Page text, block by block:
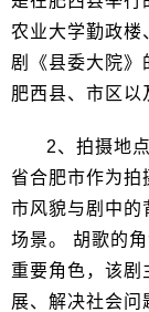
农业大学勤政楼
剧《县委大院》
肥西县、市区以
2、拍摄地
省合肥市作为拍
市风貌与剧中的
场景。 胡歌的
重要角色，该剧
展、解决社会问